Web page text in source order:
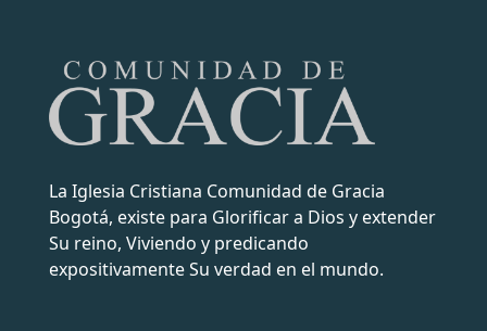
La Iglesia Cristiana Comunidad de Gracia
Bogotá, existe para Glorificar a Dios y extender
Su reino, Viviendo y predicando
expositivamente Su verdad en el mundo.